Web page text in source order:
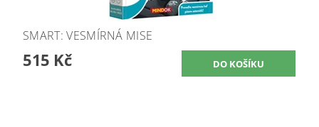
SMART: VESMÍRNÁ MISE
515 Kč